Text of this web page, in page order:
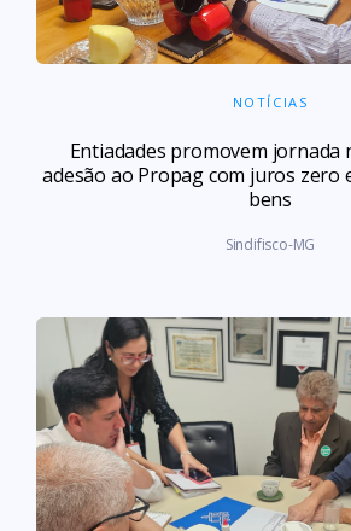
NOTÍCIAS
Entiadades promovem jornada
adesão ao Propag com juros zero
bens
Sindifisco-MG